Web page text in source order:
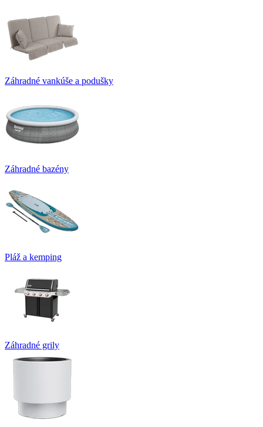
Záhradné vankúše a podušky
Záhradné bazény
Pláž a kemping
Záhradné grily